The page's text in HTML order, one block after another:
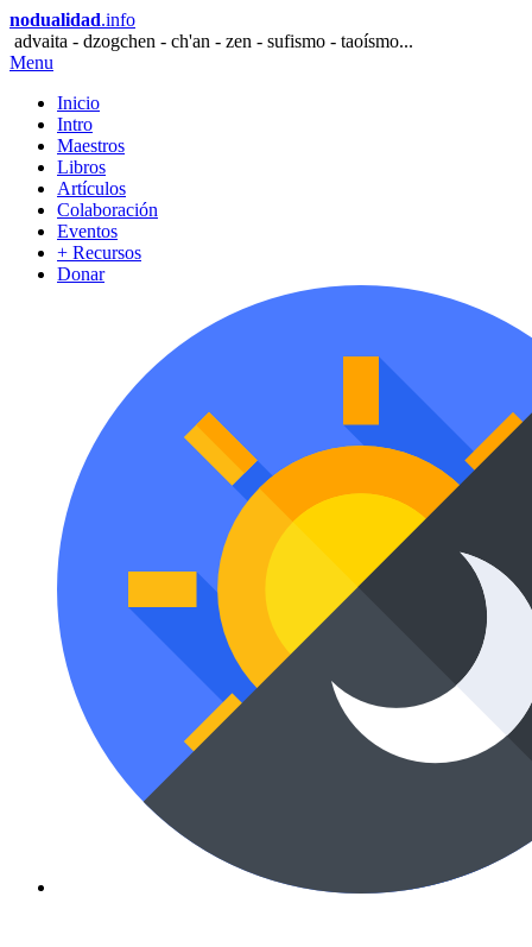
nodualidad.info
advaita - dzogchen - ch'an - zen - sufismo - taoísmo...
Menu
Inicio
Intro
Maestros
Libros
Artículos
Colaboración
Eventos
+ Recursos
Donar